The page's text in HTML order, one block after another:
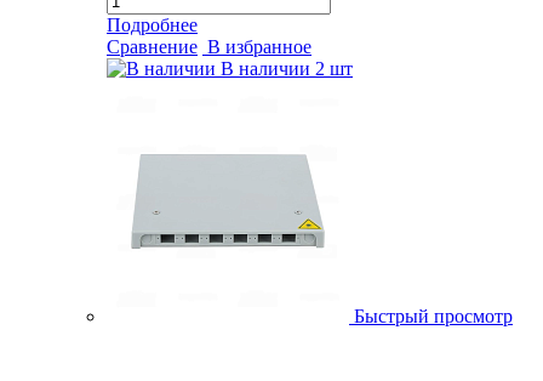
Подробнее
Сравнение В избранное
В наличии 2 шт
Быстрый просмотр